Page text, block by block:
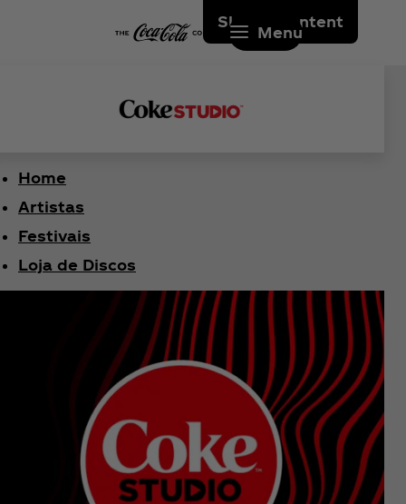
Skip to content
Menu
Home
Artistas
Festivais
Loja de Discos